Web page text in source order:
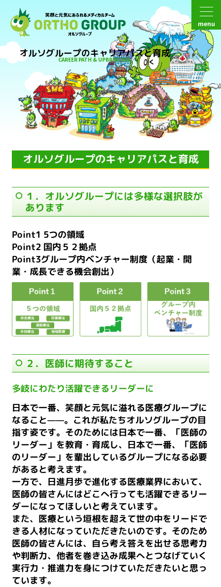
menu
オルソグループのキャリアパスと育成
CAREER PATH & UPBRINGING
オルソグループのキャリアパスと育成
１．オルソグループには多様な選択肢が
あります
Point1 5つの領域
Point2 国内５２拠点
Point3グループ内ベンチャー制度（起業・開
業・成長できる機会創出）
２．医師に期待すること
多岐にわたり活躍できるリーダーに
日本で一番、笑顔と元気に溢れる医療グループに
なること——。これが私たちオルソグループの目
指す姿です。そのためには日本で一番、「医師の
リーダー」を教育・育成し、日本で一番、「医師
のリーダー」を輩出しているグループになる必要
があると考えます。
一方で、日進月歩で進化する医療業界において、
医師の皆さんにはどこへ行っても活躍できるリー
ダーになってほしいと考えています。
また、医療という垣根を超えて世の中をリードで
きる人材になっていただきたいのです。そのため
医師の皆さんには、自ら考え答えを出せる思考力
や判断力、他者を巻き込み成果へとつなげていく
実行力・推進力を身につけていただきたいと思っ
ています。